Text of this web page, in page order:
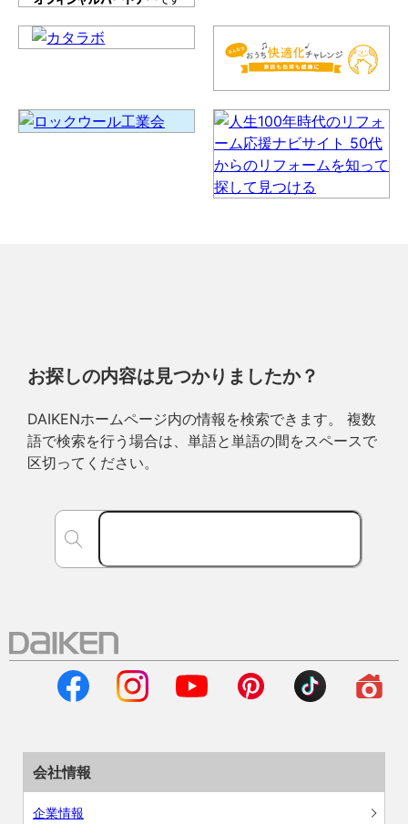
お探しの内容は見つかりましたか？
DAIKENホームページ内の情報を検索できます。 複数
語で検索を行う場合は、単語と単語の間をスペースで
区切ってください。
会社情報
企業情報